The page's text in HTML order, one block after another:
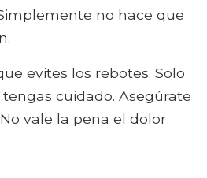
no hace que
evites los rebotes. Solo
cuidado. Asegúrate
vale la pena el dolor